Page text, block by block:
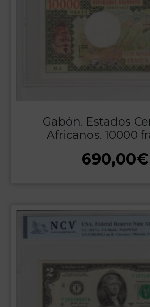
Gabón. Estados
Africanos. 10000
690,00€